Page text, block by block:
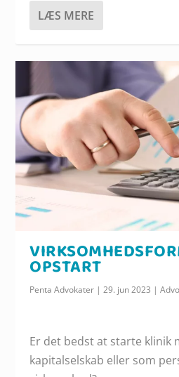
LÆS MERE
OPSTART
Penta Advokater |29. jun 2023 |
Er det bedst at starte klinik
kapitalselskab eller som